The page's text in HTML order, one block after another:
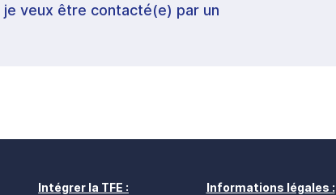
je veux être contacté(e) par un
Intégrer la TFE :
Informations légales :